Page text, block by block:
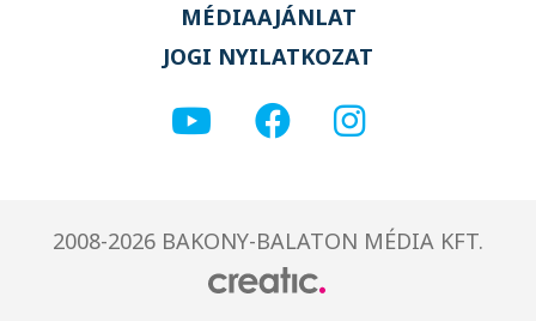
MÉDIAAJÁNLAT
JOGI NYILATKOZAT
2008-2026 BAKONY-BALATON MÉDIA KFT.